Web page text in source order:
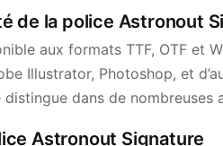
de la police Astronout
aux formats TTF, OTF et
Illustrator, Photoshop, et
dans de nombreuses
Astronout Signature